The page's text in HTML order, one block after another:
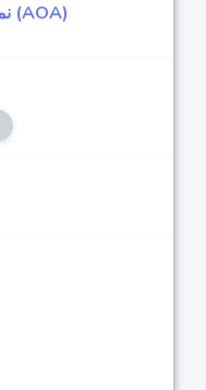
نمودار تحلیل تکنیکال شفق قطبی (AOA)